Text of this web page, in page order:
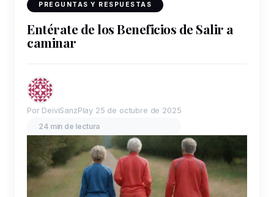
PREGUNTAS Y RESPUESTAS
Entérate de los Beneficios de Salir a
caminar
Por DeiviSanzPlay 25 de octubre de 2025
24 min de lectura